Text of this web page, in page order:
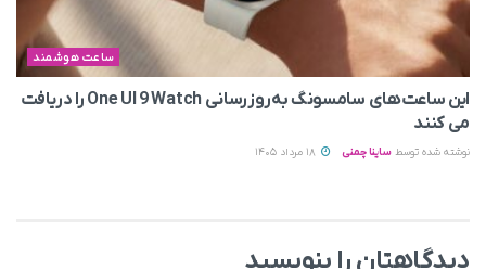
ساعت هوشمند
این ساعت‌های سامسونگ به‌روزرسانی One UI 9 Watch را دریافت
می کنند
نوشته شده توسط ساینا چمنی
دیدگاهتان را بنویسید